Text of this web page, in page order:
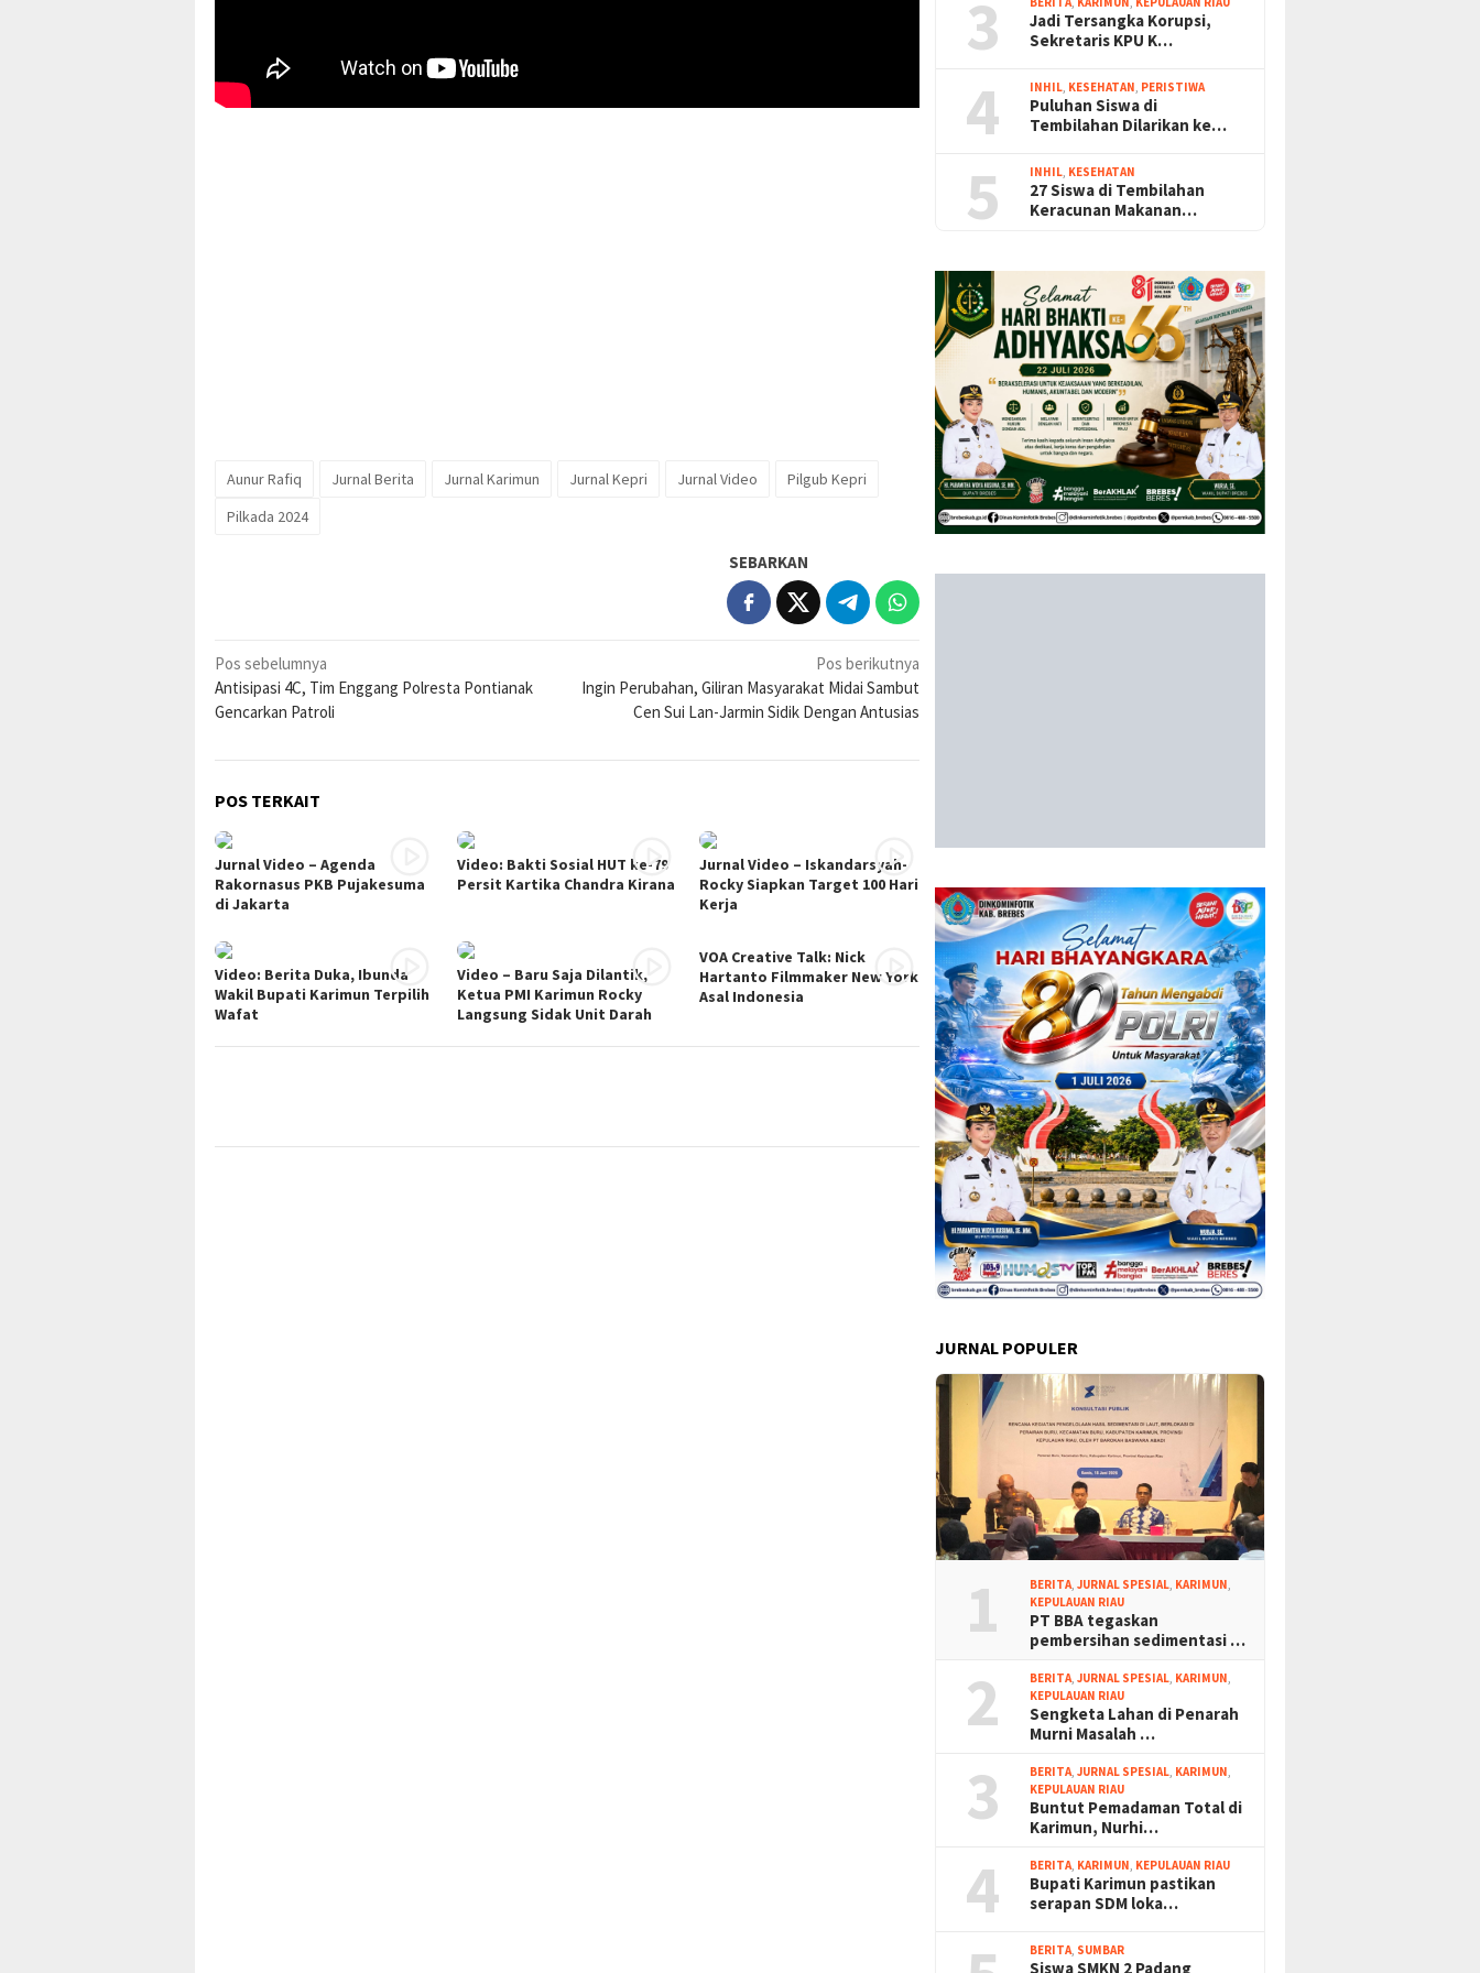
Aunur Rafiq Jurnal Berita Jurnal Karimun Jurnal Kepri Jurnal Video
Pilgub Kepri
Pilkada 2024
SEBARKAN
Navigasi
pos
Pos sebelumnya
Antisipasi 4C, Tim Enggang Polresta Pontianak
Gencarkan Patroli
Pos berikutnya
Ingin Perubahan, Giliran Masyarakat Midai Sambut
Cen Sui Lan-Jarmin Sidik Dengan Antusias
POS TERKAIT
Jurnal Video – Agenda
Rakornasus PKB Pujakesuma
di Jakarta
Video: Bakti Sosial HUT ke-79
Persit Kartika Chandra Kirana
Jurnal Video – Iskandarsyah-
Rocky Siapkan Target 100 Hari
Kerja
Video: Berita Duka, Ibunda
Wakil Bupati Karimun Terpilih
Wafat
Video – Baru Saja Dilantik,
Ketua PMI Karimun Rocky
Langsung Sidak Unit Darah
VOA Creative Talk: Nick
Hartanto Filmmaker New York
Asal Indonesia
3
Jadi Tersangka Korupsi,
Sekretaris KPU K…
4 INHIL KESEHATAN PERISTIWA
Puluhan Siswa di
Tembilahan Dilarikan ke…
5 INHIL KESEHATAN
27 Siswa di Tembilahan
Keracunan Makanan…
JURNAL POPULER
1 BERITA,JURNAL SPESIAL, KARIMUN,
KEPULAUAN RIAU
PT BBA tegaskan
pembersihan sedimentasi …
2 BERITA,JURNAL SPESIAL, KARIMUN,
KEPULAUAN RIAU
Sengketa Lahan di Penarah
Murni Masalah …
3 BERITA,JURNAL SPESIAL, KARIMUN,
KEPULAUAN RIAU
Buntut Pemadaman Total di
Karimun, Nurhi…
4 BERITA, KARIMUN, KEPULAUAN RIAU
Bupati Karimun pastikan
serapan SDM loka…
BERITA, SUMBAR
Siswa SMKN 2 Padang